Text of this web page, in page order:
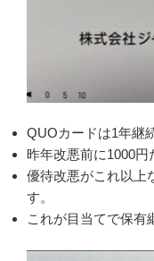
QUOカードは1年継
昨年改悪前に1000円
優待改悪がこれ以上
す。
これが目当てで保有